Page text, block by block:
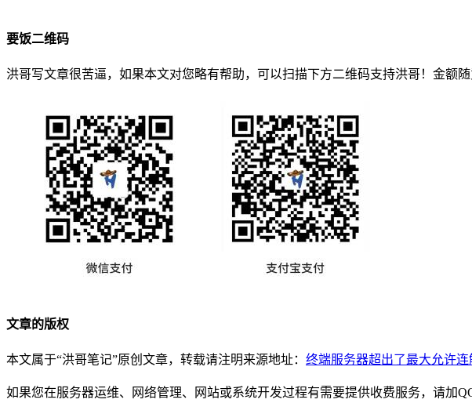
要饭二维码
洪哥写文章很苦逼，如果本文对您略有帮助，可以扫描下方二维码支持洪哥！金额
文章的版权
本文属于“洪哥笔记”原创文章，转载请注明来源地址： 终端服务器超出了最大允许连
如果您在服务器运维、网络管理、网站或系统开发过程有需要提供收费服务，请加